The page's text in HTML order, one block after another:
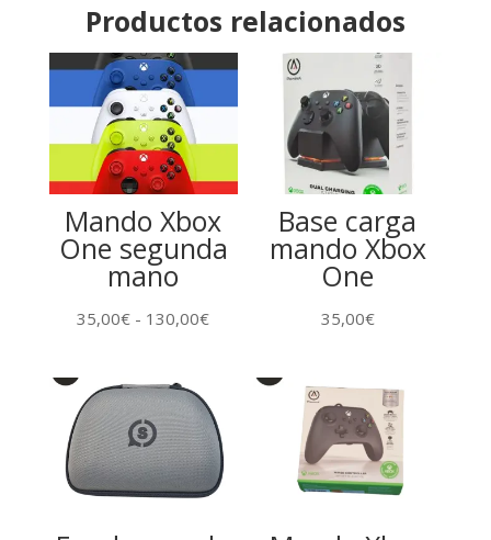
Productos relacionados
Mando Xbox
One segunda
mano
35,00€ - 130,00€Rango
precios:
desde
35,00€
hasta
130,00€
Base carga
mando Xbox
One
35,00€